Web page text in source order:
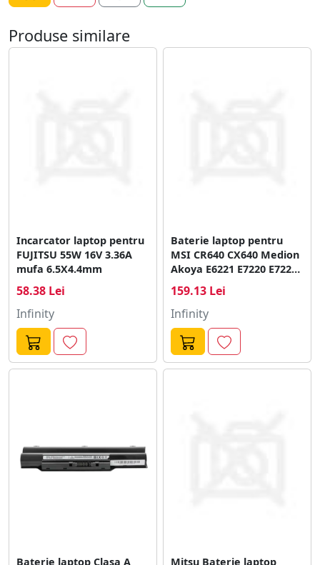
Produse similare
Incarcator laptop pentru
FUJITSU 55W 16V 3.36A
mufa 6.5X4.4mm
58.38 Lei
Infinity
Baterie laptop pentru
MSI CR640 CX640 Medion
Akoya E6221 E7220 E7222
LifeBook N532 NH532A32-
A15
159.13 Lei
Infinity
Baterie laptop Clasa A Mitsu Baterie laptop